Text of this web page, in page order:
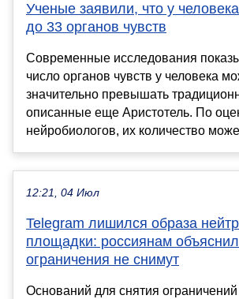
Ученые заявили, что у
до 33 органов чувств
Современные исследования
число органов чувств у человека
значительно превышать
описанные еще Аристотель. По
нейробиологов, их количество
12:21, 04 Июл
Telegram лишился образа
площадки: россиянам
ограничения не снимут
Оснований для снятия ограничений